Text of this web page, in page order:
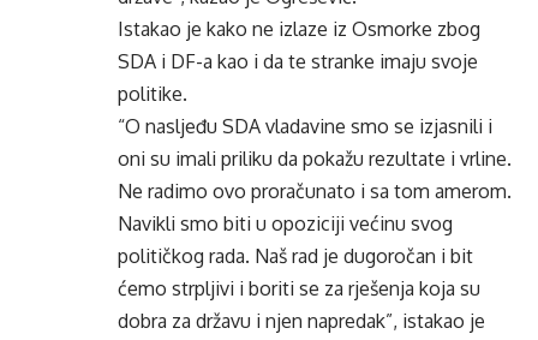
Istakao je kako ne izlaze iz Osmorke zbog
SDA i DF-a kao i da te stranke imaju svoje
politike.
“O nasljeđu SDA vladavine smo se izjasnili i
oni su imali priliku da pokažu rezultate i vrline.
Ne radimo ovo proračunato i sa tom amerom.
Navikli smo biti u opoziciji većinu svog
političkog rada. Naš rad je dugoročan i bit
ćemo strpljivi i boriti se za rješenja koja su
dobra za državu i njen napredak”, istakao je